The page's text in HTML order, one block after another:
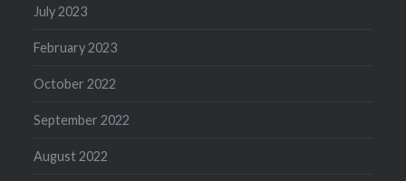
July 2023
February 2023
October 2022
September 2022
August 2022